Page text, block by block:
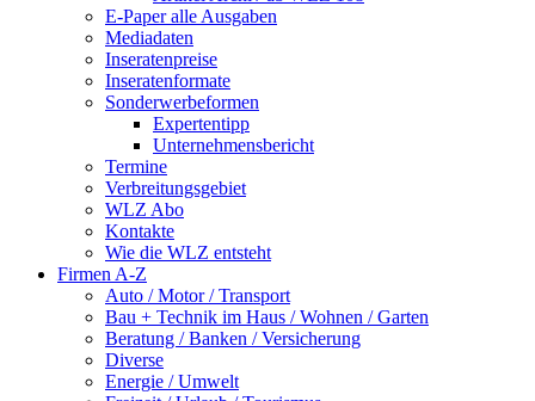
E-Paper alle Ausgaben
Mediadaten
Inseratenpreise
Inseratenformate
Sonderwerbeformen
Expertentipp
Unternehmensbericht
Termine
Verbreitungsgebiet
WLZ Abo
Kontakte
Wie die WLZ entsteht
Firmen A-Z
Auto / Motor / Transport
Bau + Technik im Haus / Wohnen / Garten
Beratung / Banken / Versicherung
Diverse
Energie / Umwelt